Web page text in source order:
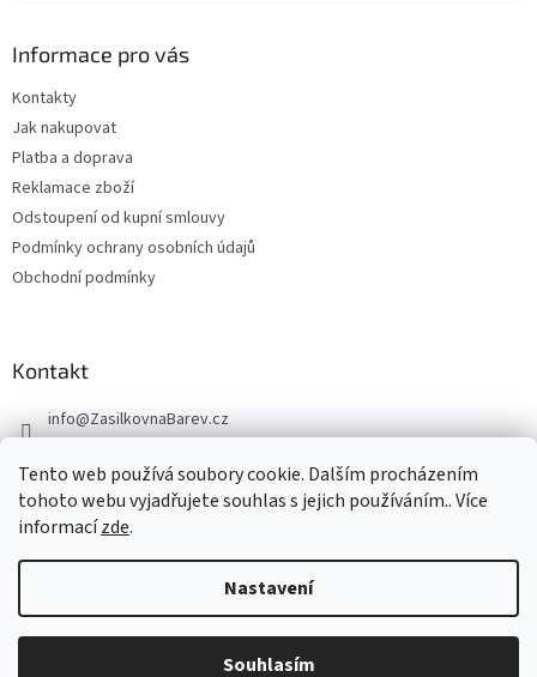
Tento web používá soubory cookie. Dalším procházením
tohoto webu vyjadřujete souhlas s jejich používáním.. Více
informacízde.
Nastavení
Souhlasím
Informace pro vás
Kontakty
Jak nakupovat
Platba a doprava
Reklamace zboží
Odstoupení od kupní smlouvy
Podmínky ochrany osobních údajů
Obchodní podmínky
Kontakt
info@ZasilkovnaBarev.cz
Vytvořil Shoptet
ZasilkovnaBarev.cz. Všechna práva vyhrazena.